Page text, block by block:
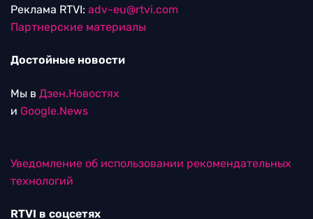
Реклама RTVI: adv-eu@rtvi.com
Партнерские материалы
Достойные новости
Мы в Дзен.Новостях
и Google.News
Уведомление об использовании рекомендательных
технологий
RTVI в соцсетях